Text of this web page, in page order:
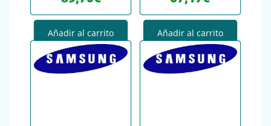
Añadir al carrito Añadir al carrito